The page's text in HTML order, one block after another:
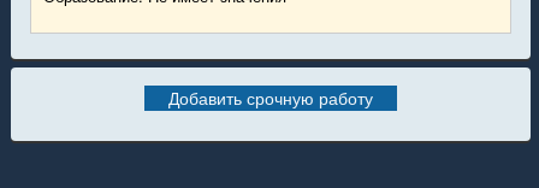
Добавить срочную работу